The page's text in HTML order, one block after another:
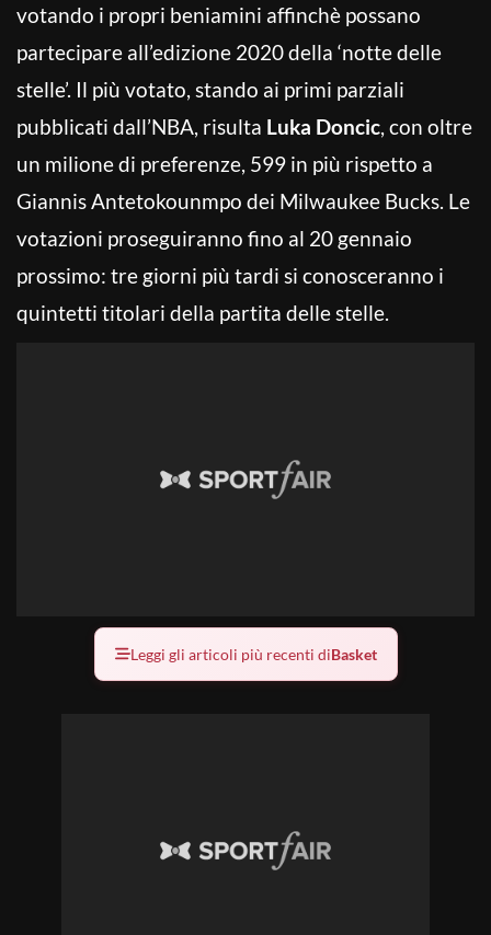
votando i propri beniamini affinchè possano
partecipare all’edizione 2020 della ‘notte delle
stelle’. Il più votato, stando ai primi parziali
pubblicati dall’NBA, risulta Luka Doncic, con oltre
un milione di preferenze, 599 in più rispetto a
Giannis Antetokounmpo dei Milwaukee Bucks. Le
votazioni proseguiranno fino al 20 gennaio
prossimo: tre giorni più tardi si conosceranno i
quintetti titolari della partita delle stelle.
Leggi gli articoli più recenti diBasket